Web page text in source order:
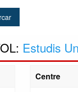
Estudis
Centre